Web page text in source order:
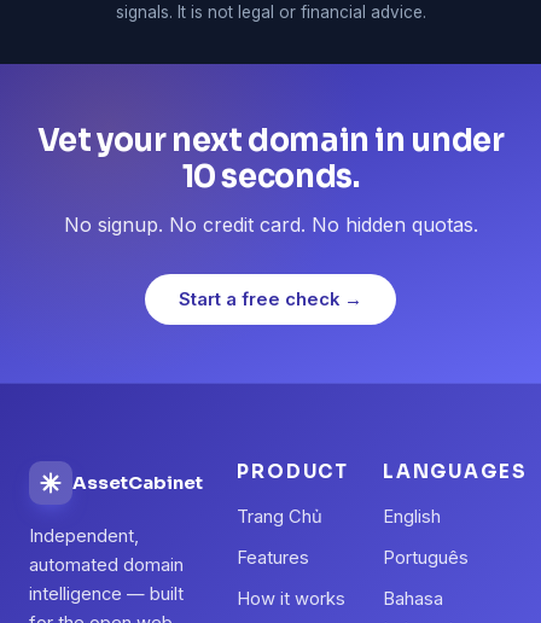
signals. It is not legal or financial advice.
Vet your next domain in under
10 seconds.
No signup. No credit card. No hidden quotas.
Start a free check →
AssetCabinet
Independent,
automated domain
intelligence — built
PRODUCT
Trang Chủ
Features
How it works
LANGUAGES
English
Português
Bahasa